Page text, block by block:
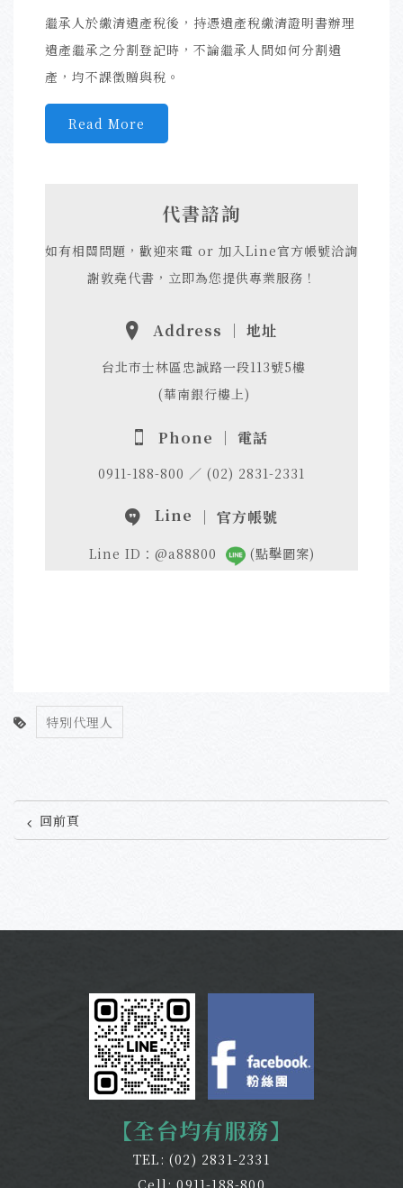
繼承人於繳清遺產稅後，持憑遺產稅繳清證明書辦理
遺產繼承之分割登記時，不論繼承人間如何分割遺
產，均不課徵贈與稅。
Read More
代書諮詢
如有相關問題，歡迎來電 or 加入Line官方帳號洽詢
謝敦堯代書，立即為您提供專業服務！
Address ｜ 地址
台北市士林區忠誠路一段113號5樓
(華南銀行樓上)
Phone ｜ 電話
0911-188-800 ／ (02) 2831-2331
Line ｜ 官方帳號
Line ID：@a88800 (點擊圖案)
特別代理人
回前頁
【全台均有服務】
TEL:(02) 2831-2331